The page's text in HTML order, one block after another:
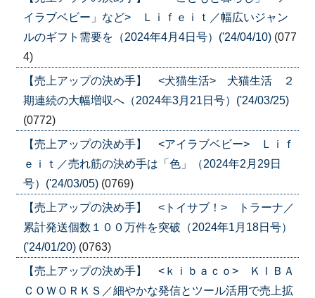
イラブベビー」など> Ｌｉｆｅｉｔ／幅広いジャン
ルのギフト需要を（2024年4月4日号）('24/04/10) (077
4)
【売上アップの決め手】 <犬猫生活> 犬猫生活 ２
期連続の大幅増収へ（2024年3月21日号）('24/03/25)
(0772)
【売上アップの決め手】 <アイラブベビー> Ｌｉｆ
ｅｉｔ／売れ筋の決め手は「色」（2024年2月29日
号）('24/03/05) (0769)
【売上アップの決め手】 <トイサブ！> トラーナ／
累計発送個数１００万件を突破（2024年1月18日号）
('24/01/20) (0763)
【売上アップの決め手】 <ｋｉｂａｃｏ> ＫＩＢＡ
ＣＯＷＯＲＫＳ／細やかな発信とツール活用で売上拡